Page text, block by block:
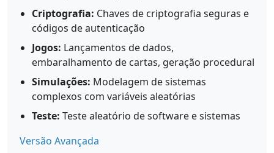
Criptografia: Chaves de criptografia seguras e
códigos de autenticação
Jogos: Lançamentos de dados,
embaralhamento de cartas, geração procedural
Simulações: Modelagem de sistemas
complexos com variáveis aleatórias
Teste: Teste aleatório de software e sistemas
Versão Avançada